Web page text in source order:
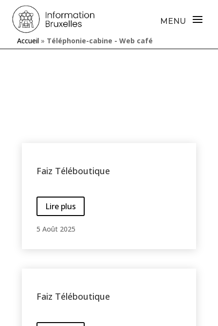
Accueil » Téléphonie-cabine - Web café
Faiz Téléboutique
Lire plus
5 Août 2025
Faiz Téléboutique